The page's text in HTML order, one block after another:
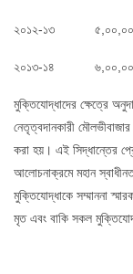
২০১২-১৩
২০১৩-১৪
মুক্তিযোদ্ধাদের ক্ষেত্রে
নেতৃত্বদানকারী
করা হয়। এই সিদ্ধান্তের
আলোচনাক্রমে মহান
মুক্তিযোদ্ধাকে সম্মাননা
মৃত এবং বাকি সকল